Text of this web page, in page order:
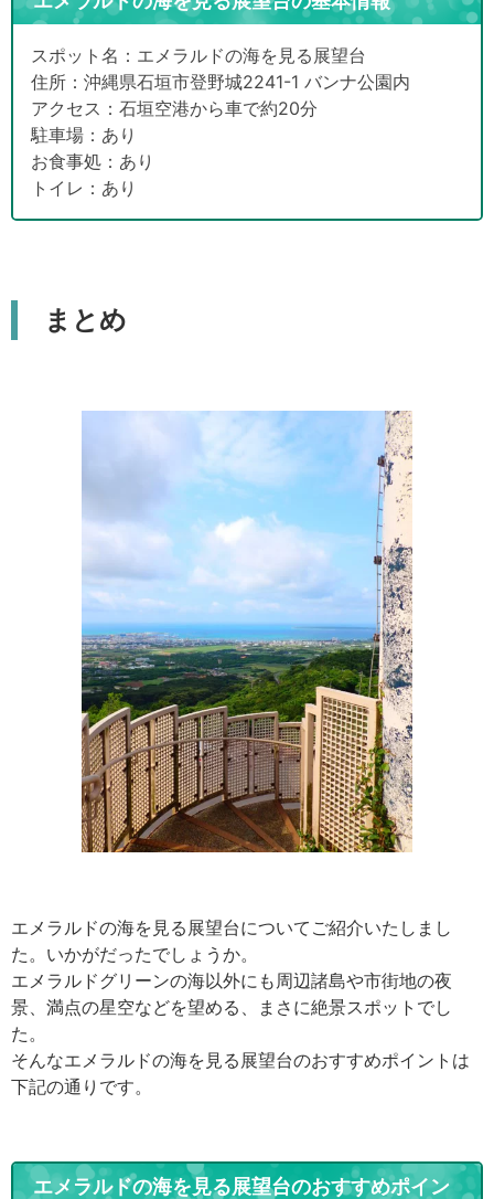
スポット名：エメラルドの海を見る展望台
住所：沖縄県石垣市登野城2241-1 バンナ公園内
アクセス：石垣空港から車で約20分
駐車場：あり
お食事処：あり
トイレ：あり
まとめ
エメラルドの海を見る展望台についてご紹介いたしまし
た。いかがだったでしょうか。
エメラルドグリーンの海以外にも周辺諸島や市街地の夜
景、満点の星空などを望める、まさに絶景スポットでし
た。
そんなエメラルドの海を見る展望台のおすすめポイントは
下記の通りです。
エメラルドの海を見る展望台のおすすめポイン